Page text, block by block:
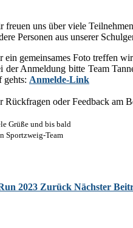
freuen uns über viele
Personen aus unserer
ein gemeinsames Foto treffen
der Anmeldung bitte Team
gehts: Anmelde-Link
Rückfragen oder Feedback am
Grüße und bis bald
Sportzweig-Team
2023 Zurück Nächster